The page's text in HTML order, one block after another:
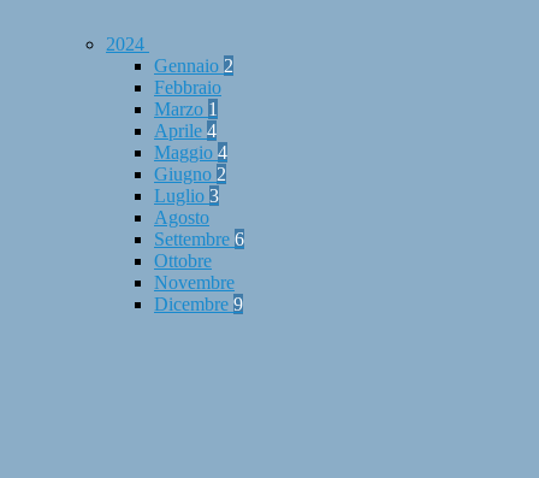
2024
Gennaio 2
Febbraio
Marzo 1
Aprile 4
Maggio 4
Giugno 2
Luglio 3
Agosto
Settembre 6
Ottobre
Novembre
Dicembre 9